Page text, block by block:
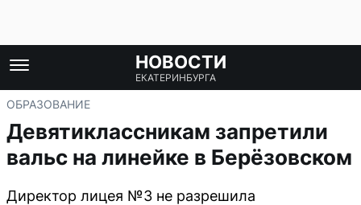
НОВОСТИ
ЕКАТЕРИНБУРГА
ОБРАЗОВАНИЕ
Девятиклассникам запретили
вальс на линейке в Берёзовском
Директор лицея №3 не разрешила